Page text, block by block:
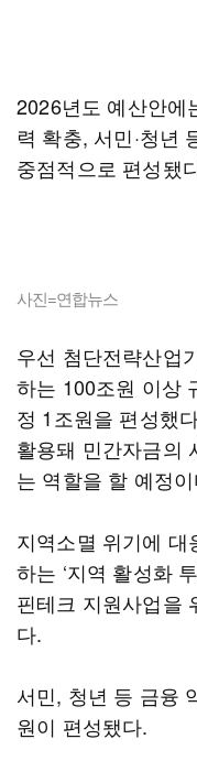
2026년도 예산안에
력 확충, 서민·청년
중점적으로 편성됐
사진=연합뉴스
우선 첨단전략산업
하는 100조원 이상
정 1조원을 편성했
활용돼 민간자금의
는 역할을 할 예정
지역소멸 위기에 대
하는 ‘지역 활성화
핀테크 지원사업을
다.
서민, 청년 등 금융
원이 편성됐다.